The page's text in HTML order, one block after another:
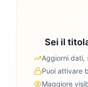
Sei il
Aggiorni dati,
Puoi attivare
Maggiore